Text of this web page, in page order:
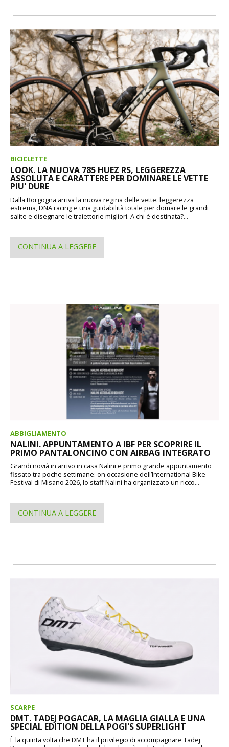
BICICLETTE
LOOK. LA NUOVA 785 HUEZ RS, LEGGEREZZA
ASSOLUTA E CARATTERE PER DOMINARE LE VETTE
PIU' DURE
Dalla Borgogna arriva la nuova regina delle vette: leggerezza
estrema, DNA racing e una guidabilità totale per domare le grandi
salite e disegnare le traiettorie migliori. A chi è destinata?...
CONTINUA A LEGGERE
ABBIGLIAMENTO
NALINI. APPUNTAMENTO A IBF PER SCOPRIRE IL
PRIMO PANTALONCINO CON AIRBAG INTEGRATO
Grandi novià in arrivo in casa Nalini e primo grande appuntamento
fissato tra poche settimane: on occasione dell’International Bike
Festival di Misano 2026, lo staff Nalini ha organizzato un ricco...
CONTINUA A LEGGERE
SCARPE
DMT. TADEJ POGACAR, LA MAGLIA GIALLA E UNA
SPECIAL EDITION DELLA POGI'S SUPERLIGHT
È la quinta volta che DMT ha il privilegio di accompagnare Tadej